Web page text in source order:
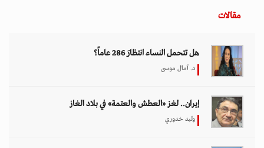
مقالات
هل تتحمل النساء انتظارَ 286 عاماً؟
د. آمال موسى
إيران.. لغز «العطش والعتمة» في بلاد الغاز
وليد خدوري